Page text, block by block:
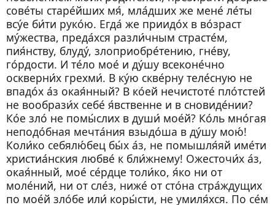
сове́ты старе́йших мя́, мла́дших же мене́ ле́ты
всу́е би́ти руко́ю. Егда́ же приидо́х в во́зраст
му́жества, преда́хся разли́чным страсте́м,
пия́нству, блуду́, злоприобре́тению, гне́ву,
го́рдости. И те́ло мое́ и ду́шу всеконе́чно
оскверни́х грехми́. В ку́ю скве́рну теле́сную не
впадо́х а́з окая́нный? В ко́ей нечистоте́ пло́тстей
не вообрази́х себе́ я́вственне и в сновиде́нии?
Ко́е зло́ не помы́слих в души́ мое́й? Ко́ль мно́гая
неподо́бная мечта́ния взыдо́ша в ду́шу мою́!
Коли́ко себялю́бец бы́х а́з, не помышля́яй име́ти
христиа́нския любве́ к бли́жнему! Ожесточи́х а́з,
окая́нный, мое́ се́рдце толи́ко, я́ко ни от
моле́ний, ни от сле́з, ниже́ от сто́на стра́ждущих
по мое́й зло́бе или́ коры́сти, не умиля́хся. По се́м